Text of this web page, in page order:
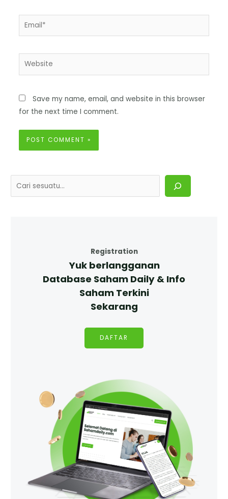
Save my name, email, and website in this browser
for the next time I comment.
Registration
Yuk berlangganan
Database Saham Daily & Info
Saham Terkini
Sekarang
DAFTAR